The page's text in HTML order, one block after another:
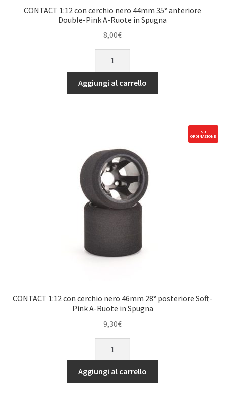
in
Spugna
quantità
CONTACT 1:12 con cerchio nero 44mm 35° anteriore
Double-Pink A-Ruote in Spugna
8,00€
con
cerchio
Double-
Pink
A-
Ruote
in
Aggiungi al carrello
SU
ORDINAZIONE
CONTACT 1:12 con cerchio nero 46mm 28° posteriore Soft-
Pink A-Ruote in Spugna
9,30€
con
cerchio
Aggiungi al carrello